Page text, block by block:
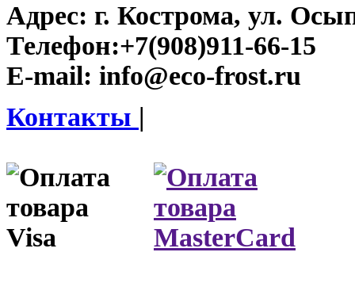
Адрес: г. Кострома, ул.
Телефон:+7(908)911-66-15
E-mail: info@eco-frost.ru
Контакты |